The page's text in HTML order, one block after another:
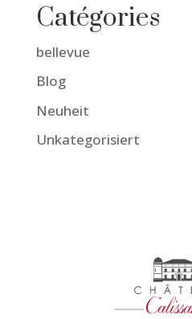
Catégories
bellevue
Blog
Neuheit
Unkategorisiert